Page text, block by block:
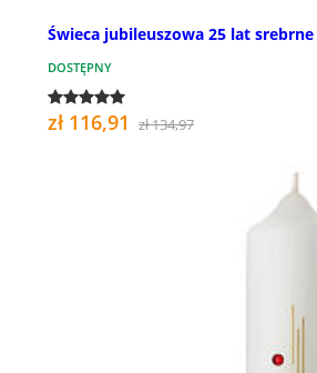
Świeca jubileuszowa 25 lat
DOSTĘPNY
zł 116,91 zł 134,97